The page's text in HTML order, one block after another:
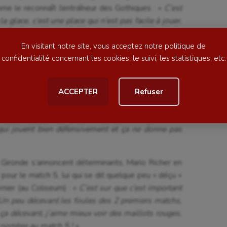
En visitant notre site, vous acceptez notre politique de
confidentialité concernant les cookies, le suivi, les statistiques, etc.
ACCEPTER Refuser
Moto
Natation artistique
Outdoor
Parkour
Pétanque
Randonnée / Marche
le reconnaît l’entraîneur des Gothiques : «
C’est
glace, c’est une place qui n’est pas facile à jouer,
et prêts à faire les sacrifices pour y arriver. »
devront s’appuyer sur « les bases » selon le
si on joue bien dans le système ça va bien aller, et
attaque, il faut bien se défendre, comme eux ils
jouent bien défensivement et ça ne donne pas
s’annoncent déterminants, Mario Richer en
le match 5, lui qui se dit quelque peu « déçu »
(au Coliseum) : «
C’est sur que c’est important
peu décevant les foules des 2 premiers matchs,
décevant, j’aime mieux voir des maillots rouges,